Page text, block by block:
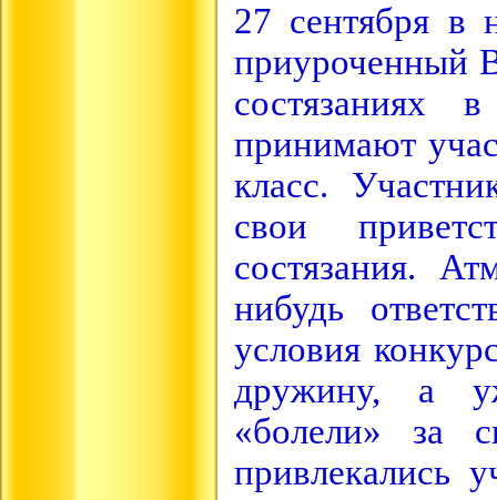
27 сентября в
приуроченный
состязаниях
принимают
класс.
свои
состязания.
нибудь
условия
дружину, а
«болели» за
привлекались